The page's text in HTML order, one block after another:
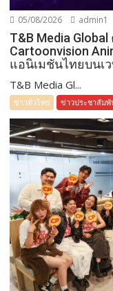
05/08/2026 admin1
T&B Media
Cartoonvision
แอนิเมชันไทยบนเ
T&B Media Gl...
ข่าวทั่วไทย ข่าวประชาสัม